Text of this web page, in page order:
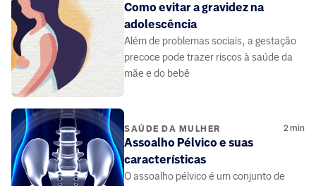
Como evitar a gravidez na
adolescência
Além de problemas sociais, a gestação
precoce pode trazer riscos à saúde da
mãe e do bebê
SAÚDE DA MULHER 2min
Assoalho Pélvico e suas
características
O assoalho pélvico é um conjunto de